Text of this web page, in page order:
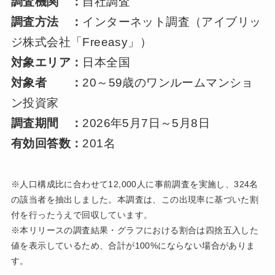
調査方法 ： インターネット調査（アイブリッ
ジ株式会社「Freeasy」）
対象エリア： 日本全国
対象者 ： 20～59歳のワンルームマンショ
ン投資家
調査期間 ： 2026年5月7日～5月8日
有効回答数： 201名
※人口構成比に合わせて12,000人に事前調査を実施し、324名
の該当者を抽出しました。本調査は、この出現率に基づいた割
付を行ったうえで回収しています。
※本リリースの調査結果・グラフにおける割合は四捨五入した
値を表示しているため、合計が100%にならない場合がありま
す。